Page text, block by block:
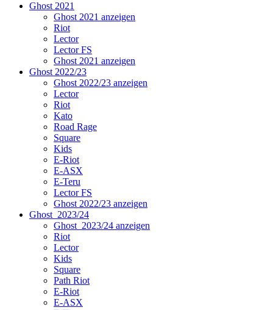
Ghost 2021
Ghost 2021 anzeigen
Riot
Lector
Lector FS
Ghost 2021 anzeigen
Ghost 2022/23
Ghost 2022/23 anzeigen
Lector
Riot
Kato
Road Rage
Square
Kids
E-Riot
E-ASX
E-Teru
Lector FS
Ghost 2022/23 anzeigen
Ghost_2023/24
Ghost_2023/24 anzeigen
Riot
Lector
Kids
Square
Path Riot
E-Riot
E-ASX